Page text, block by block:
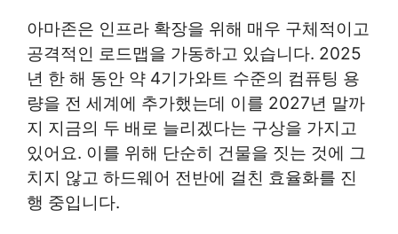
아마존은 인프라 확장을 위해 매우 구체적이고
공격적인 로드맵을 가동하고 있습니다. 2025
년 한 해 동안 약 4기가와트 수준의 컴퓨팅 용
량을 전 세계에 추가했는데 이를 2027년 말까
지 지금의 두 배로 늘리겠다는 구상을 가지고
있어요. 이를 위해 단순히 건물을 짓는 것에 그
치지 않고 하드웨어 전반에 걸친 효율화를 진
행 중입니다.